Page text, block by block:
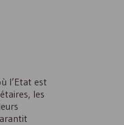
l’Etat est
les